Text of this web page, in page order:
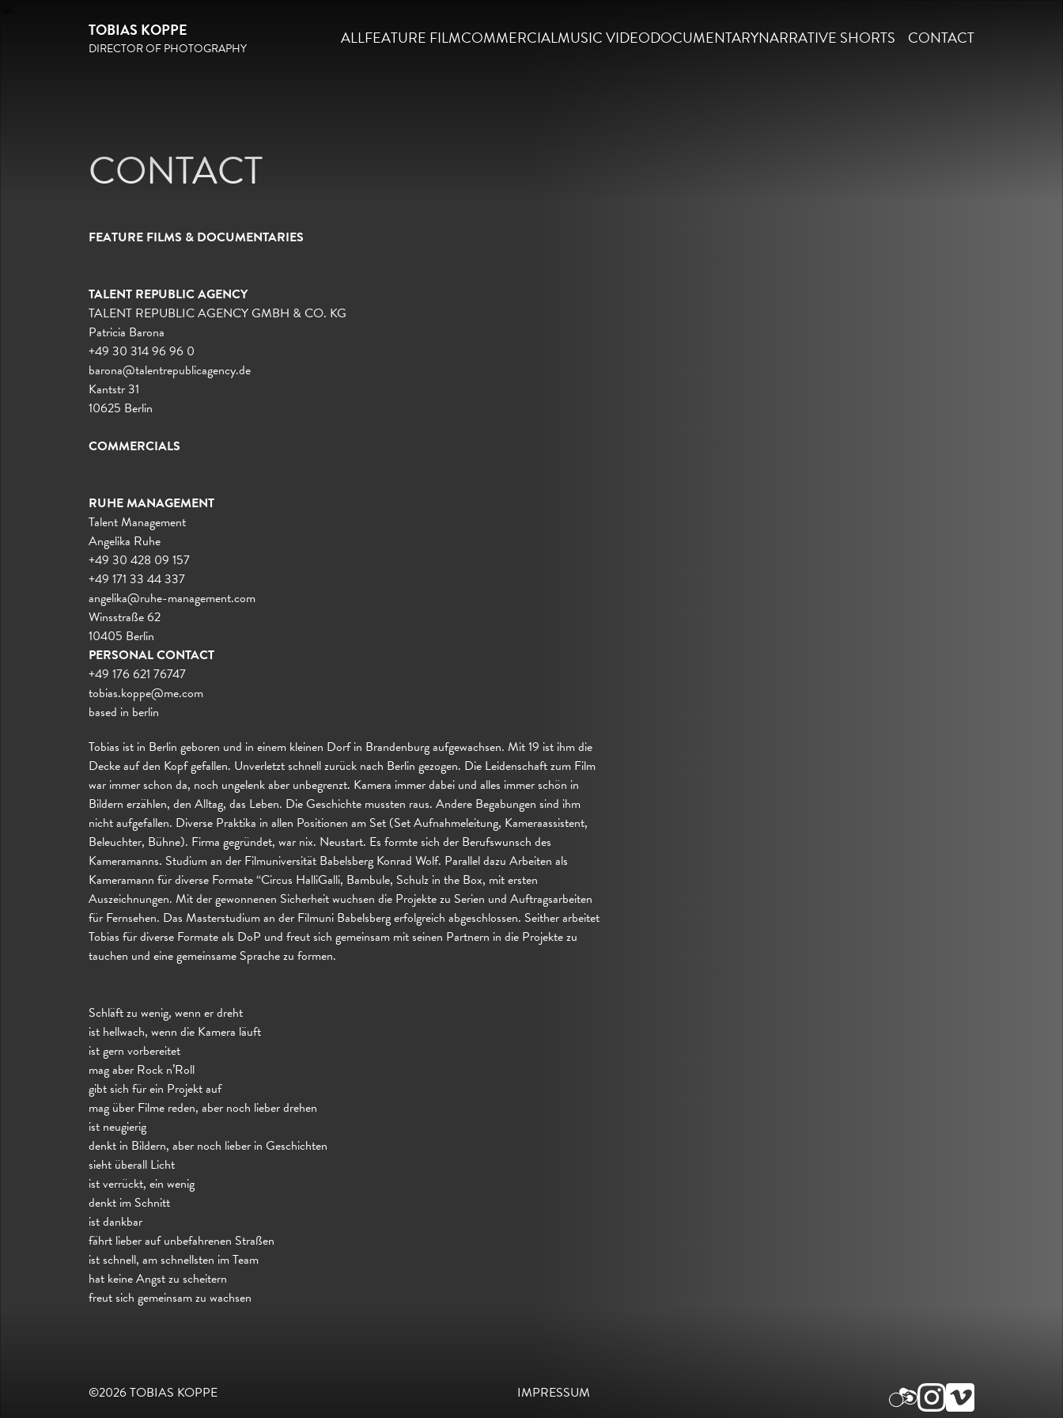
TOBIAS KOPPE
DIRECTOR OF PHOTOGRAPHY
MUSIC VIDEO
CONTACT
ALLFEATURE FILMCOMMERCIALMUSIC VIDEODOCUMENTARYNARRATIVE SHORTS CONTACT
CONTACT
FEATURE FILMS & DOCUMENTARIES
TALENT REPUBLIC AGENCY
TALENT REPUBLIC AGENCY GMBH & CO. KG
Patricia Barona
+49 30 314 96 96 0
barona@talentrepublicagency.de
Kantstr 31
10625 Berlin
COMMERCIALS
RUHE MANAGEMENT
Talent Management
Angelika Ruhe
+49 30 428 09 157
+49 171 33 44 337
angelika@ruhe-management.com
Winsstraße 62
10405 Berlin
PERSONAL CONTACT
+49 176 621 76747
tobias.koppe@me.com
based in berlin
Tobias ist in Berlin geboren und in einem kleinen Dorf in Brandenburg aufgewachsen. Mit 19 ist ihm die
Decke auf den Kopf gefallen. Unverletzt schnell zurück nach Berlin gezogen. Die Leidenschaft zum Film
war immer schon da, noch ungelenk aber unbegrenzt. Kamera immer dabei und alles immer schön in
Bildern erzählen, den Alltag, das Leben. Die Geschichte mussten raus. Andere Begabungen sind ihm
nicht aufgefallen. Diverse Praktika in allen Positionen am Set (Set Aufnahmeleitung, Kameraassistent,
Beleuchter, Bühne). Firma gegründet, war nix. Neustart. Es formte sich der Berufswunsch des
Kameramanns. Studium an der Filmuniversität Babelsberg Konrad Wolf. Parallel dazu Arbeiten als
Kameramann für diverse Formate “Circus HalliGalli, Bambule, Schulz in the Box, mit ersten
Auszeichnungen. Mit der gewonnenen Sicherheit wuchsen die Projekte zu Serien und Auftragsarbeiten
für Fernsehen. Das Masterstudium an der Filmuni Babelsberg erfolgreich abgeschlossen. Seither arbeitet
Tobias für diverse Formate als DoP und freut sich gemeinsam mit seinen Partnern in die Projekte zu
tauchen und eine gemeinsame Sprache zu formen.
Schläft zu wenig, wenn er dreht
ist hellwach, wenn die Kamera läuft
ist gern vorbereitet
mag aber Rock n’Roll
gibt sich für ein Projekt auf
mag über Filme reden, aber noch lieber drehen
ist neugierig
denkt in Bildern, aber noch lieber in Geschichten
sieht überall Licht
ist verrückt, ein wenig
denkt im Schnitt
ist dankbar
fährt lieber auf unbefahrenen Straßen
ist schnell, am schnellsten im Team
hat keine Angst zu scheitern
freut sich gemeinsam zu wachsen
©2026 TOBIAS KOPPE IMPRESSUM